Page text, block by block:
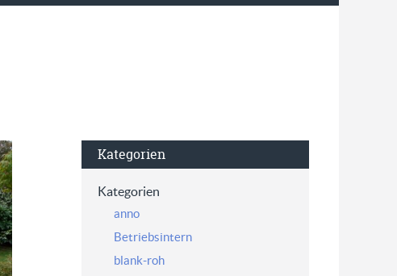
Kategorien
Kategorien
anno
Betriebsintern
blank-roh